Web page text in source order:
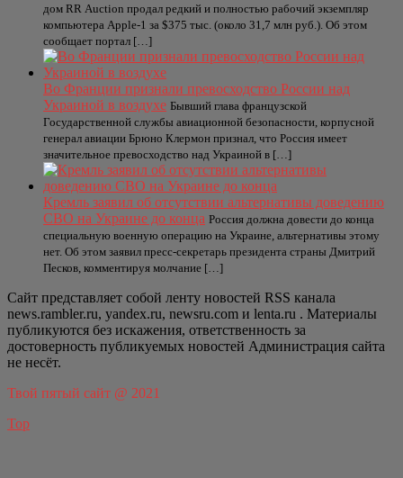
дом RR Auction продал редкий и полностью рабочий экземпляр
компьютера Apple-1 за $375 тыс. (около 31,7 млн руб.). Об этом
сообщает портал […]
Во Франции признали превосходство России над
Украиной в воздухе Бывший глава французской
Государственной службы авиационной безопасности, корпусной
генерал авиации Брюно Клермон признал, что Россия имеет
значительное превосходство над Украиной в […]
Кремль заявил об отсутствии альтернативы доведению
СВО на Украине до конца Россия должна довести до конца
специальную военную операцию на Украине, альтернативы этому
нет. Об этом заявил пресс-секретарь президента страны Дмитрий
Песков, комментируя молчание […]
Сайт представляет собой ленту новостей RSS канала
news.rambler.ru, yandex.ru, newsru.com и lenta.ru . Материалы
публикуются без искажения, ответственность за
достоверность публикуемых новостей Администрация сайта
не несёт.
Твой пятый сайт @ 2021
Top